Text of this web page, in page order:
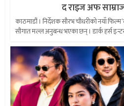
द राइज अफ
काठमाडौं । निर्देशक सौरभ चौधरीको नयाँ फिल्म
सौगात मल्ल अनुबन्ध भएका छन् । डार्क हर्स